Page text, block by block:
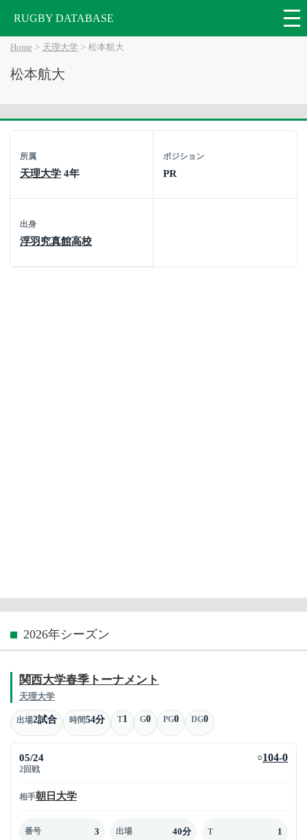
RUGBY DATABASE
Home 天理大学 松本航大
松本航大
所属
天理大学 4年
ポジション
PR
出身
浮羽究真館高校
2026年シーズン
関西大学春季トーナメント
天理大学
出場2試合 時間54分 T1 G0 PG0 DG0
05/24
2回戦
○104-0
相手朝日大学
番号 3 出場 40分 T 1